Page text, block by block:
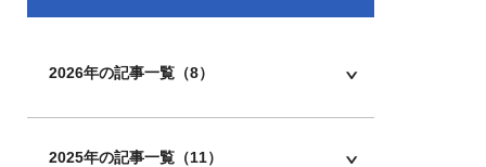
2026年の記事一覧（8）
2025年の記事一覧（11）